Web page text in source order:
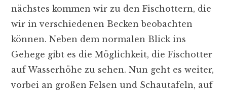
nächstes kommen wir zu den Fischottern, die
wir in verschiedenen Becken beobachten
können. Neben dem normalen Blick ins
Gehege gibt es die Möglichkeit, die Fischotter
auf Wasserhöhe zu sehen. Nun geht es weiter,
vorbei an großen Felsen und Schautafeln, auf